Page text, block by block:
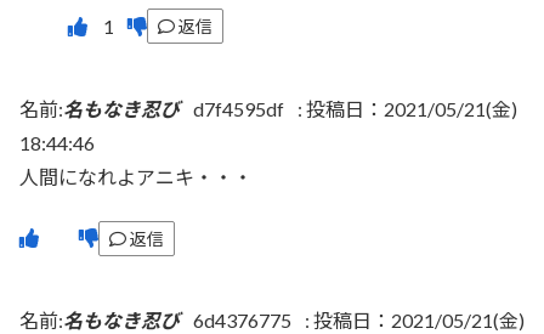
返信
名前:名もなき忍び d7f4595df : 投稿日：2021/05/21(金)
18:44:46
人間になれよアニキ・・・
返信
名前:名もなき忍び 6d4376775 : 投稿日：2021/05/21(金)